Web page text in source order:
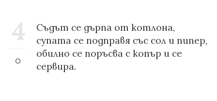
4
Съдът се дърпа от котлона,
супата се подправя със сол и пипер,
обилно се поръсва с копър и се
сервира.